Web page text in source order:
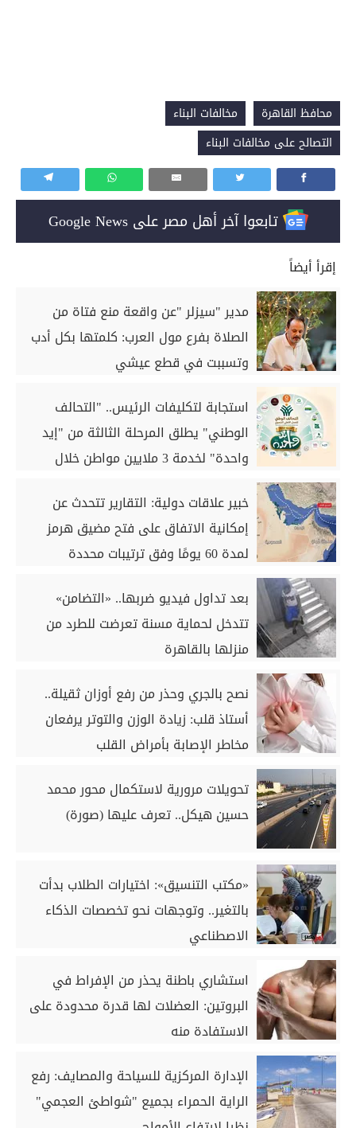
محافظ القاهرة
مخالفات البناء
التصالح على مخالفات البناء
تابعوا آخر أهل مصر على Google News
إقرأ أيضاً
مدير "سيزلر "عن واقعة منع فتاة من
الصلاة بفرع مول العرب: كلمتها بكل أدب
وتسببت في قطع عيشي
استجابة لتكليفات الرئيس.. "التحالف
الوطني" يطلق المرحلة الثالثة من "إيد
واحدة" لخدمة 3 ملايين مواطن خلال
خبير علاقات دولية: التقارير تتحدث عن
إمكانية الاتفاق على فتح مضيق هرمز
لمدة 60 يومًا وفق ترتيبات محددة
بعد تداول فيديو ضربها.. «التضامن»
تتدخل لحماية مسنة تعرضت للطرد من
منزلها بالقاهرة
نصح بالجري وحذر من رفع أوزان ثقيلة..
أستاذ قلب: زيادة الوزن والتوتر يرفعان
مخاطر الإصابة بأمراض القلب
تحويلات مرورية لاستكمال محور محمد
حسين هيكل.. تعرف عليها (صورة)
«مكتب التنسيق»: اختيارات الطلاب بدأت
بالتغير.. وتوجهات نحو تخصصات الذكاء
الاصطناعي
استشاري باطنة يحذر من الإفراط في
البروتين: العضلات لها قدرة محدودة على
الاستفادة منه
الإدارة المركزية للسياحة والمصايف: رفع
الراية الحمراء بجميع "شواطئ العجمي"